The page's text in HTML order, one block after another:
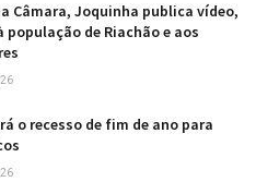
Câmara, Joquinha publica vídeo,
população de Riachão e aos
o recesso de fim de ano para